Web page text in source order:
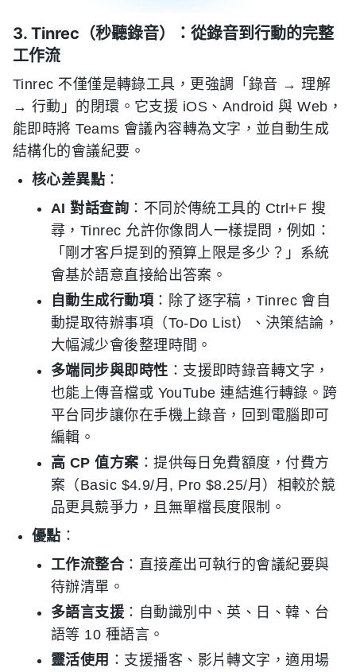
3. Tinrec（秒聽錄音）：從錄音到行動的完整
工作流
Tinrec 不僅僅是轉錄工具，更強調「錄音 → 理解
→ 行動」的閉環。它支援 iOS、Android 與 Web，
能即時將 Teams 會議內容轉為文字，並自動生成
結構化的會議紀要。
核心差異點 ：
AI 對話查詢 ：不同於傳統工具的 Ctrl+F 搜
尋，Tinrec 允許你像問人一樣提問，例如：
「剛才客戶提到的預算上限是多少？」系統
會基於語意直接給出答案。
自動生成行動項 ：除了逐字稿，Tinrec 會自
動提取待辦事項（To-Do List）、決策結論，
大幅減少會後整理時間。
多端同步與即時性 ：支援即時錄音轉文字，
也能上傳音檔或 YouTube 連結進行轉錄。跨
平台同步讓你在手機上錄音，回到電腦即可
編輯。
高 CP 值方案 ：提供每日免費額度，付費方
案（Basic $4.9/月, Pro $8.25/月）相較於競
品更具競爭力，且無單檔長度限制。
優點 ：
工作流整合：直接產出可執行的會議紀要與
待辦清單。
多語言支援 ：自動識別中、英、日、韓、台
語等 10 種語言。
靈活使用 ：支援播客、影片轉文字，適用場